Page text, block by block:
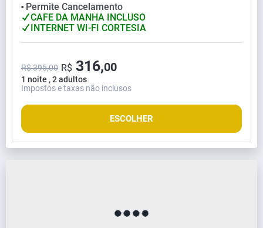
⬤
Permite Cancelamento
CAFE DA MANHA INCLUSO
INTERNET WI-FI CORTESIA
1 noite , 2 adultos
R$ 395,00 R$ 316,00
Impostos e taxas não inclusos
ESCOLHER